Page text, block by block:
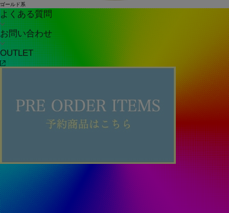
よくある質問
お問い合わせ
OUTLET
ゴールド系